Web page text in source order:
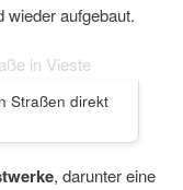
wieder aufgebaut.
Straßen direkt
, darunter eine